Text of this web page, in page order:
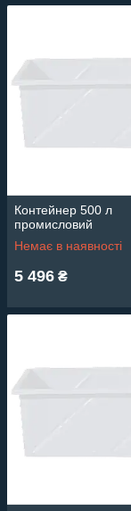
Контейнер 500 л
промисловий
Немає в наявності
5 496 ₴